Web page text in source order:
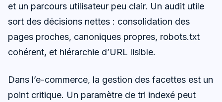
et un parcours utilisateur peu clair. Un audit utile
sort des décisions nettes : consolidation des
pages proches, canoniques propres, robots.txt
cohérent, et hiérarchie d’URL lisible.
Dans l’e-commerce, la gestion des facettes est un
point critique. Un paramètre de tri indexé peut